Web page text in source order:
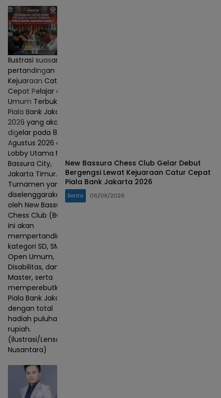
Ilustrasi suasana
pertandingan
Kejuaraan Catur
Cepat Pelajar dan
Umum Terbuka
Piala Bank Jakarta
2026 yang akan
digelar pada 8–9
Agustus 2026 di
Lobby Utama Mall
Bassura City,
Jakarta Timur.
Turnamen yang
diselenggarakan
oleh New Bassura
Chess Club (BCC)
ini akan
mempertandingkan
kategori SD, SMP,
Open Umum,
Disabilitas, dan
Master, serta
memperebutkan
Piala Bank Jakarta
dengan total
hadiah puluhan juta
rupiah.
(Ilustrasi/Lensa
Nusantara)
New Bassura Chess Club Gelar Debut
Bergengsi Lewat Kejuaraan Catur Cepat
Piala Bank Jakarta 2026
Berita 06/08/2026